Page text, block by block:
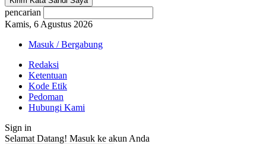
pencarian
Kamis, 6 Agustus 2026
Masuk / Bergabung
Redaksi
Ketentuan
Kode Etik
Pedoman
Hubungi Kami
Sign in
Selamat Datang! Masuk ke akun Anda